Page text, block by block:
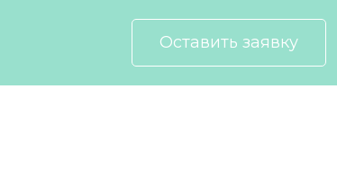
Оставить заявку